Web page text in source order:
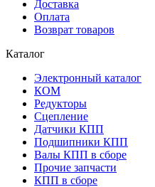
Доставка
Оплата
Возврат товаров
Каталог
Электронный каталог
КОМ
Редукторы
Сцепление
Датчики КПП
Подшипники КПП
Валы КПП в сборе
Прочие запчасти
КПП в сборе